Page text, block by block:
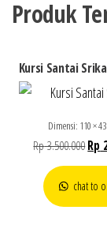
Produk
Kursi Santai
Dimensi: 110 ×
Rp3.500.000Rp
chat to